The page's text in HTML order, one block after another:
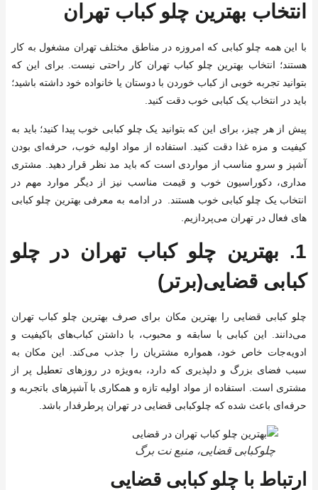
انتخاب بهترین چلو کباب تهران
با این همه چلو کبابی که امروزه در مناطق مختلف تهران مشغول به کار
هستند؛ انتخاب بهترین چلو کباب تهران کار راحتی نیست. برای این که
بتوانید تجربه خوبی از کباب خوردن با دوستان یا خانواده خود داشته باشید؛
باید در انتخاب یک کبابی خوب دقت کنید.
پیش از هر چیز، برای این که بتوانید یک چلو کبابی خوب پیدا کنید؛ باید به
کیفیت و مزه غذا دقت کنید. استفاده از مواد اولیه خوب، حرفه‌ای بودن
آشپز و سروِ مناسب از مواردی است که باید مد نظر قرار دهید. مشتری
مداری، دکوراسیون خوب و قیمت مناسب نیز از دیگر موارد مهم در
انتخاب یک چلو کبابی خوب هستند. در ادامه به معرفی بهترین چلو کبابی
های فعال در تهران می‌پردازیم.
1.
بهترین چلو کباب تهران در چلو
کبابی قضایی(برتر)
چلو کبابی قضایی را بهترین مکان برای صرف بهترین چلو کباب‌ تهران
می‌دانند. این کبابی با سابقه و محبوب، با داشتن کباب‌های باکیفیت و
ادویه‌جات خاص خود، همواره مشتریان را جذب می‌کند. این مکان به
سبب فضای بزرگ و دلپذیری که دارد، به‌ویژه در روزهای تعطیل پر از
مشتری است. استفاده از مواد اولیه تازه و همکاری با آشپزهای باتجربه و
حرفه‌ای باعث شده که چلوکبابی قضایی در تهران پرطرفدار باشد.
چلوکبابی قضایی، منبع نت برگ
ارتباط با چلو کبابی قضایی